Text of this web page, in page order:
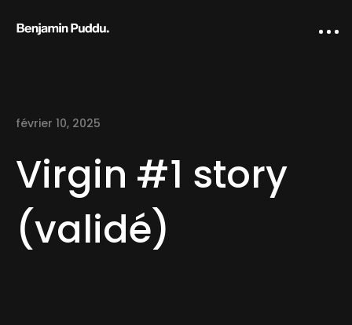
Home
février 10, 2025
Virgin #1 story
(validé)